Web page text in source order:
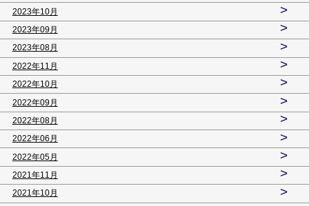
2023年10月 >
2023年09月 >
2023年08月 >
2022年11月 >
2022年10月 >
2022年09月 >
2022年08月 >
2022年06月 >
2022年05月 >
2021年11月 >
2021年10月 >